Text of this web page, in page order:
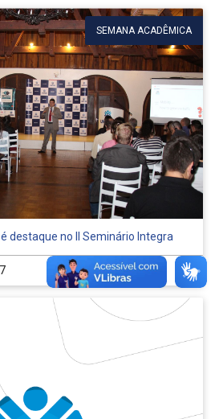
SEMANA ACADÊMICA
destaque no II Seminário Integra